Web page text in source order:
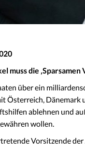
muss die
über ein
Österreich, Dänemark
ablehnen und
wollen.
Vorsitzende